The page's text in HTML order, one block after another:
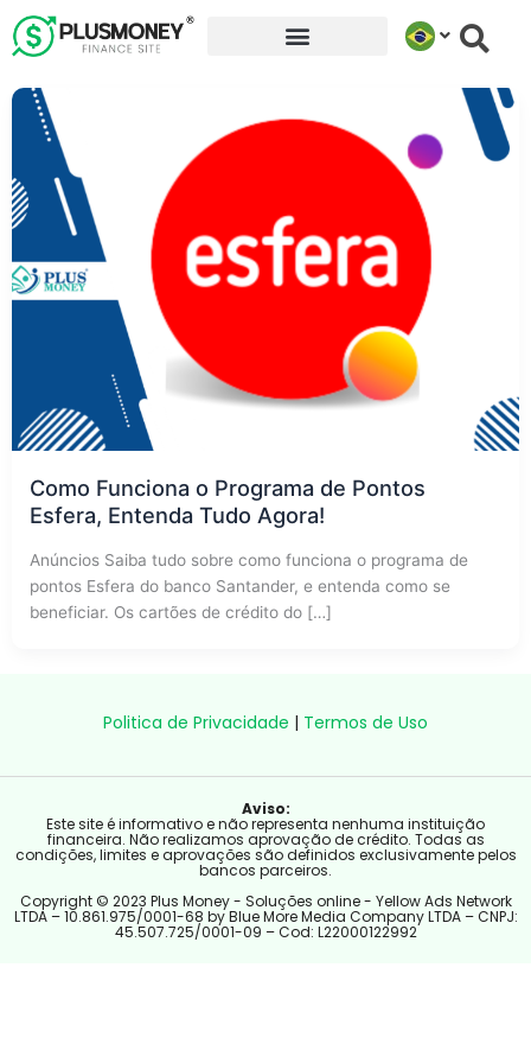
para
conteúdo
Como Funciona o Programa de Pontos
Esfera, Entenda Tudo Agora!
Anúncios Saiba tudo sobre como funciona o programa de
pontos Esfera do banco Santander, e entenda como se
beneficiar. Os cartões de crédito do […]
Politica de Privacidade | Termos de Uso
Aviso:
Este site é informativo e não representa nenhuma instituição
financeira. Não realizamos aprovação de crédito. Todas as
condições, limites e aprovações são definidos exclusivamente pelos
bancos parceiros.
Copyright © 2023 Plus Money - Soluções online - Yellow Ads Network
LTDA – 10.861.975/0001-68 by Blue More Media Company LTDA – CNPJ:
45.507.725/0001-09 – Cod: L22000122992